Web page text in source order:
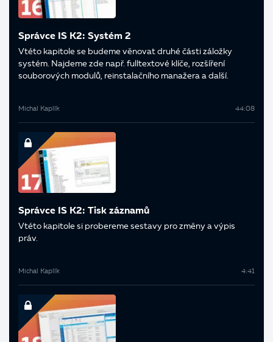
Správce IS K2: Systém 2
V této kapitole se budeme věnovat druhé části záložky
systém. Najdeme zde např. fulltextové klíče, rozšíření
souborových modulů, reinstalačního manažera a další.
Michal Kaplík 44:08
Správce IS K2: Tisk záznamů
V této kapitole si probereme sestavy pro změny a výpis
práv.
Michal Kaplík 4:41